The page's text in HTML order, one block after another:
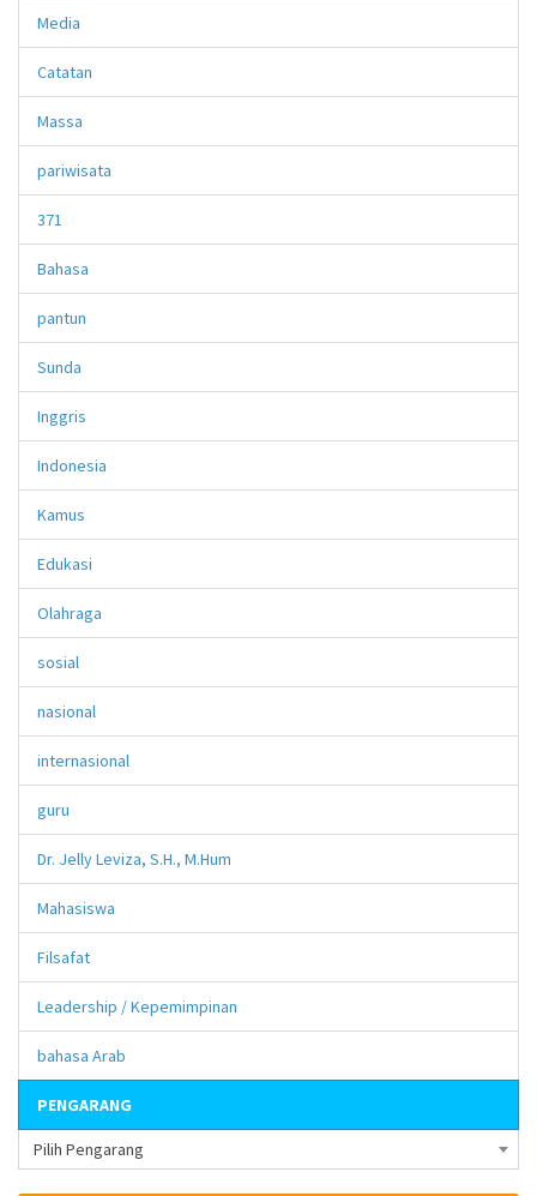
Media
Catatan
Massa
pariwisata
371
Bahasa
pantun
Sunda
Inggris
Indonesia
Kamus
Edukasi
Olahraga
sosial
nasional
internasional
guru
Dr. Jelly Leviza, S.H., M.Hum
Mahasiswa
Filsafat
Leadership / Kepemimpinan
bahasa Arab
PENGARANG
Pilih Pengarang